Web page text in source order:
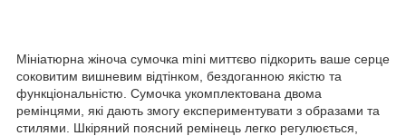
Мініатюрна жіноча сумочка mini миттєво підкорить ваше серце
соковитим вишневим відтінком, бездоганною якістю та
функціональністю. Сумочка укомплектована двома
ремінцями, які дають змогу експериментувати з образами та
стилями. Шкіряний поясний ремінець легко регулюється,